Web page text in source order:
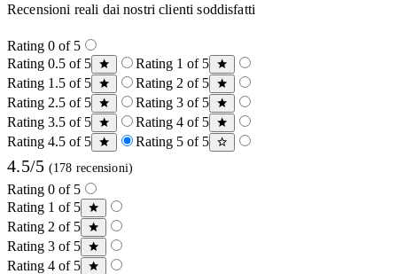
Recensioni reali dai nostri clienti soddisfatti
Rating 0 of 5
Rating 0.5 of 5
Rating 1 of 5
Rating 1.5 of 5
Rating 2 of 5
Rating 2.5 of 5
Rating 3 of 5
Rating 3.5 of 5
Rating 4 of 5
Rating 4.5 of 5
Rating 5 of 5
4.5/5 (178 recensioni)
Rating 0 of 5
Rating 1 of 5
Rating 2 of 5
Rating 3 of 5
Rating 4 of 5